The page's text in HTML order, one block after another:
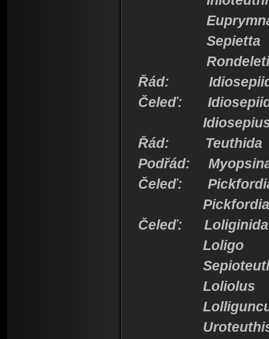
Sepietta
Řád:
Čeleď:
Řád: Teuthida
Podřád:
Čeleď:
Čeleď:
Loligo
Loliolus